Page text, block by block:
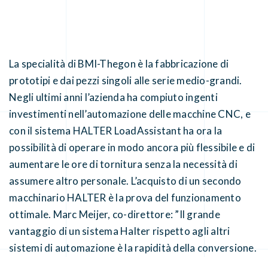
La specialità di BMI-Thegon è la fabbricazione di
prototipi e dai pezzi singoli alle serie medio-grandi.
Negli ultimi anni l’azienda ha compiuto ingenti
investimenti nell’automazione delle macchine CNC, e
con il sistema HALTER LoadAssistant ha ora la
possibilità di operare in modo ancora più flessibile e di
aumentare le ore di tornitura senza la necessità di
assumere altro personale. L’acquisto di un secondo
macchinario HALTER è la prova del funzionamento
ottimale. Marc Meijer, co-direttore: ”Il grande
vantaggio di un sistema Halter rispetto agli altri
sistemi di automazione è la rapidità della conversione.